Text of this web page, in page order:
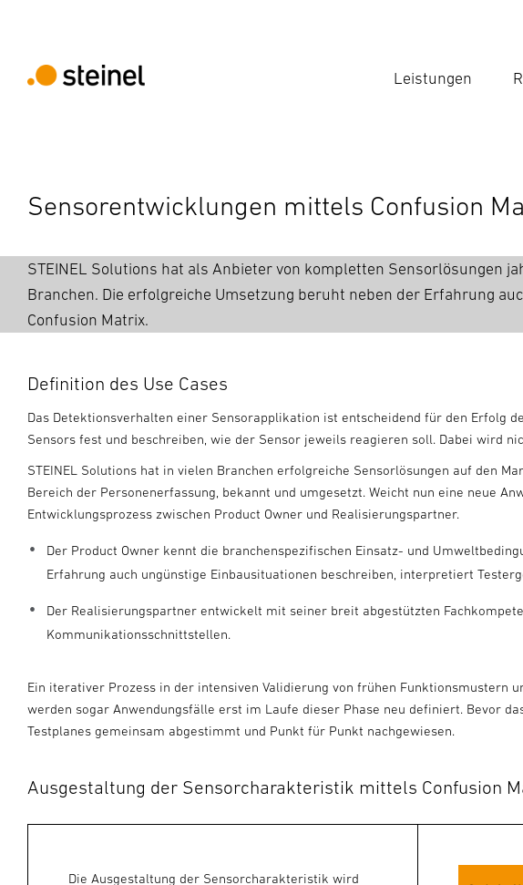
Leistungen
Sensorentwicklungen mittels Confusion
STEINEL Solutions hat als Anbieter von kompletten Sensorlösungen
Branchen. Die erfolgreiche Umsetzung beruht neben der Erfahrung
Confusion Matrix.
Definition des Use Cases
Das Detektionsverhalten einer Sensorapplikation ist entscheidend für den Erfolg
Sensors fest und beschreiben, wie der Sensor jeweils reagieren soll. Dabei wird
STEINEL Solutions hat in vielen Branchen erfolgreiche Sensorlösungen auf den
Bereich der Personenerfassung, bekannt und umgesetzt. Weicht nun eine neue
Entwicklungsprozess zwischen Product Owner und Realisierungspartner.
Der Product Owner kennt die branchenspezifischen Einsatz- und
Erfahrung auch ungünstige Einbausituationen beschreiben, interpretiert
Der Realisierungspartner entwickelt mit seiner breit abgestützten
Kommunikationsschnittstellen.
Ein iterativer Prozess in der intensiven Validierung von frühen Funktionsmustern
werden sogar Anwendungsfälle erst im Laufe dieser Phase neu definiert. Bevor
Testplanes gemeinsam abgestimmt und Punkt für Punkt nachgewiesen.
Ausgestaltung der Sensorcharakteristik mittels Confusion
Die Ausgestaltung der Sensorcharakteristik wird